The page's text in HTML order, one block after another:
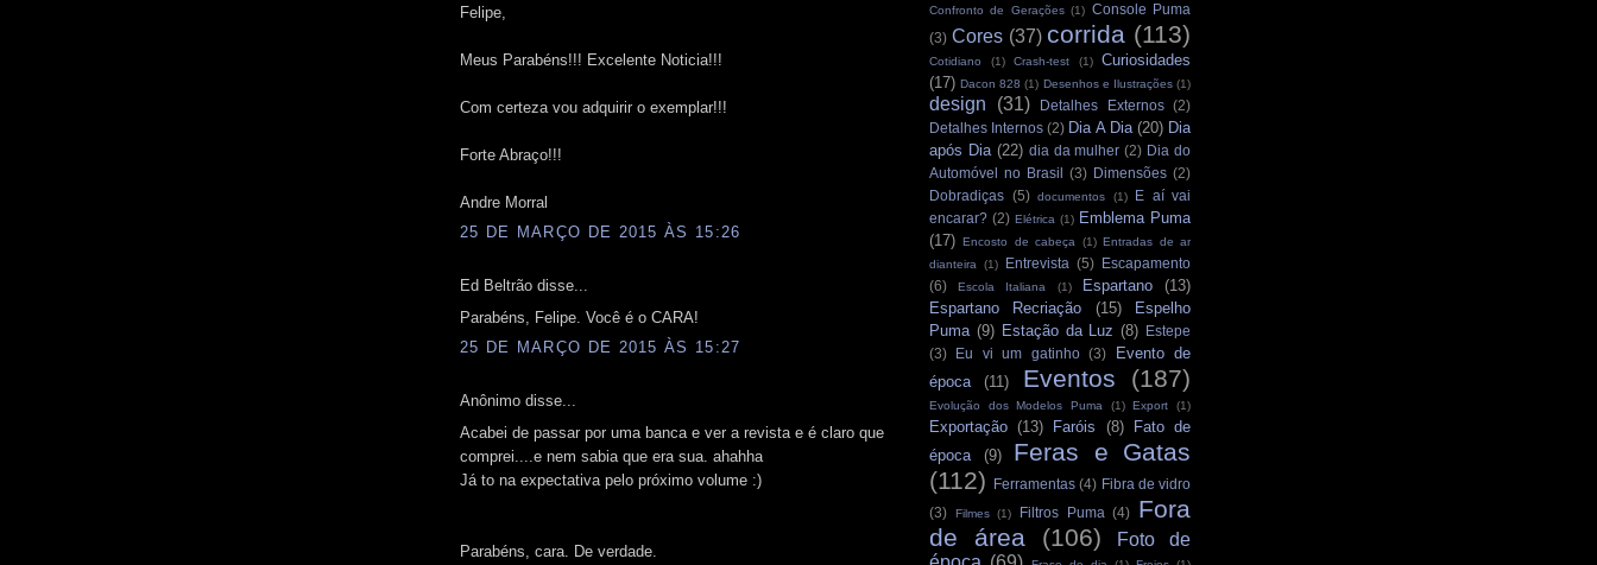
Felipe,
Meus Parabéns!!! Excelente Noticia!!!
Com certeza vou adquirir o exemplar!!!
Forte Abraço!!!
Andre Morral
25 DE MARÇO DE 2015 ÀS 15:26
Ed Beltrão disse...
Parabéns, Felipe. Você é o CARA!
25 DE MARÇO DE 2015 ÀS 15:27
Anônimo disse...
Acabei de passar por uma banca e ver a revista e é claro que
comprei....e nem sabia que era sua. ahahha
Já to na expectativa pelo próximo volume :)
Parabéns, cara. De verdade.
Confronto de Gerações (1) Console Puma
(3) Cores (37) corrida (113)
Cotidiano (1) Crash-test (1)
Curiosidades
(17) Dacon 828 (1) Desenhos e Ilustrações (1)
design (31) Detalhes Externos (2)
Detalhes Internos (2) Dia A Dia (20) Dia
após Dia (22) dia da mulher (2) Dia do
Automóvel no Brasil
(3) Dimensões (2)
Dobradiças (5) documentos (1)
E aí vai
encarar? (2) Elétrica (1) Emblema Puma
(17) Encosto de cabeça (1) Entradas de ar
dianteira (1) Entrevista (5)
Escapamento
(6)
Escola Italiana (1) Espartano
(13)
Espartano Recriação
(15)
Espelho
Puma (9) Estação da Luz (8)
Estepe
(3)
Eu vi um gatinho (3)
Evento de
época
(11) Eventos (187)
Evolução dos Modelos Puma (1) Export (1)
Exportação (13) Faróis (8)
Fato de
época
(9)
Feras e Gatas
(112)
Ferramentas (4) Fibra de vidro
(3)
Filmes (1) Filtros Puma (4)
Fora
de área
(106)
Foto de